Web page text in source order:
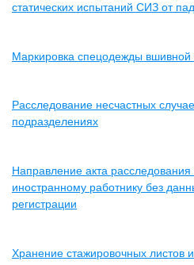
статических испытаний СИЗ от
Маркировка спецодежды вшивной
Расследование несчастных
подразделениях
Направление акта расследования
иностранному работнику без
регистрации
Хранение стажировочных листов